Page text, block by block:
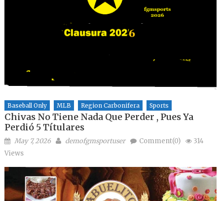
Baseball Only MLB Region Carbonifera Sports
Chivas No Tiene Nada Que Perder , Pues Ya
Perdió 5 Títulares
Posted on
May 7, 2026 Author
demofgmsportuser Comment(0)
314
Views